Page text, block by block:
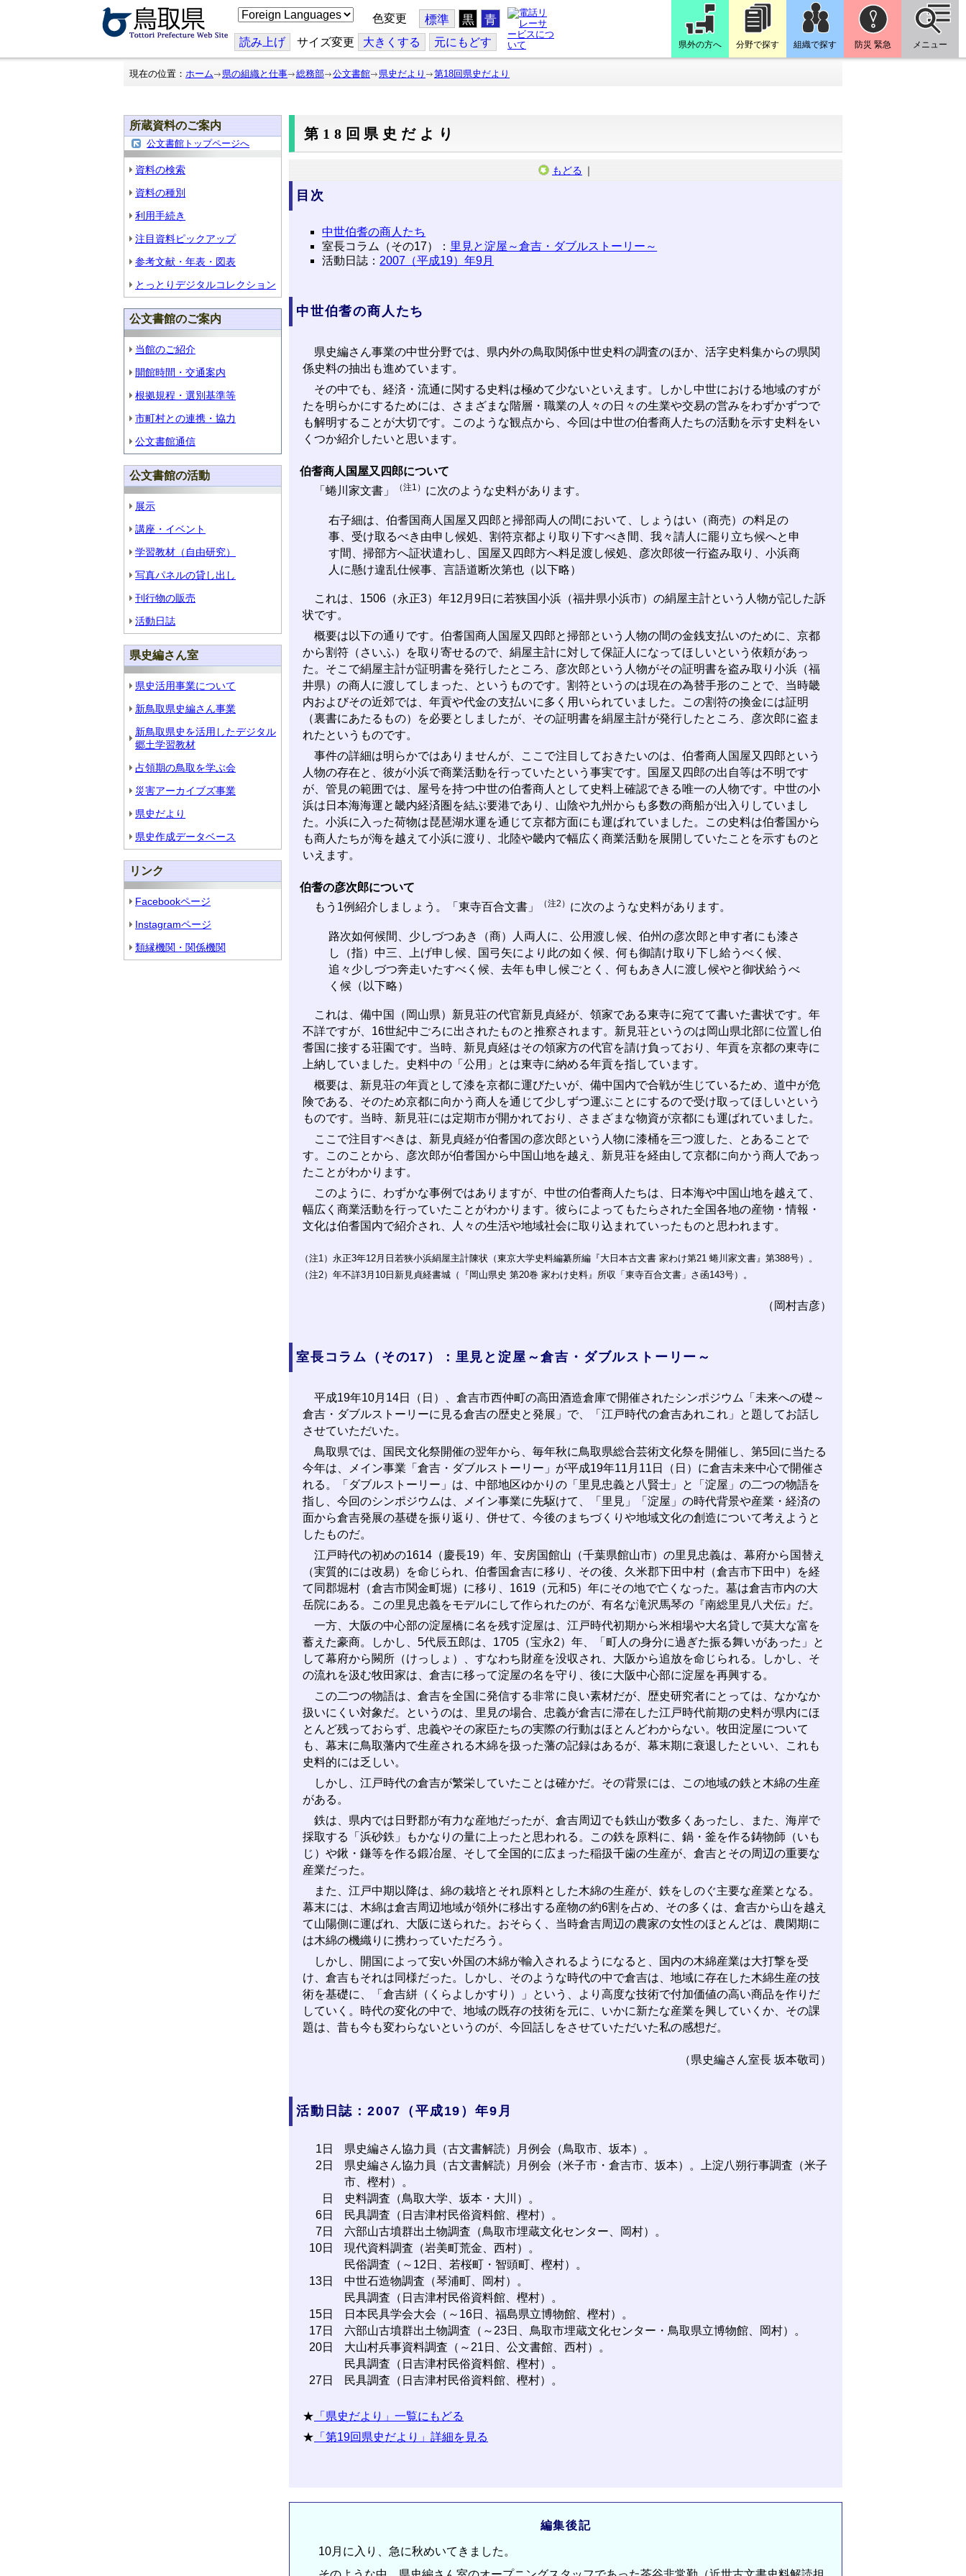
こ
の
ジ
を
翻
色変更 標準 黒 青
読み上げ サイズ変更 大きくする 元にもどす 県外の方へ 分野で探す 組織で探す 防災 緊急 メニュー
現在の位置： ホーム 県の組織と仕事 総務部 公文書館 県史だより 第18回県史だより
所蔵資料のご案内
公文書館トップページへ
資料の検索
資料の種別
利用手続き
注目資料ピックアップ
参考文献・年表・図表
とっとりデジタルコレクション
公文書館のご案内
当館のご紹介
開館時間・交通案内
根拠規程・選別基準等
市町村との連携・協力
公文書館通信
公文書館の活動
展示
講座・イベント
学習教材（自由研究）
写真パネルの貸し出し
刊行物の販売
活動日誌
県史編さん室
県史活用事業について
新鳥取県史編さん事業
新鳥取県史を活用したデジタル
郷土学習教材
占領期の鳥取を学ぶ会
災害アーカイブズ事業
県史だより
県史作成データベース
リンク
Facebookページ
Instagramページ
類縁機関・関係機関
第18回県史だより
もどる ｜
目次
中世伯耆の商人たち
室長コラム（その17）： 里見と淀屋～倉吉・ダブルストーリー～
活動日誌： 2007（平成19）年9月
中世伯耆の商人たち
県史編さん事業の中世分野では、県内外の鳥取関係中世史料の調査のほか、活字史料集からの県関
係史料の抽出も進めています。
その中でも、経済・流通に関する史料は極めて少ないといえます。しかし中世における地域のすが
たを明らかにするためには、さまざまな階層・職業の人々の日々の生業や交易の営みをわずかずつで
も解明することが大切です。このような観点から、今回は中世の伯耆商人たちの活動を示す史料をい
くつか紹介したいと思います。
伯耆商人国屋又四郎について
「蜷川家文書」
（注1） に次のような史料があります。
右子細は、伯耆国商人国屋又四郎と掃部両人の間において、しょうはい（商売）の料足の
事、受け取るべき由申し候処、割符京都より取り下すべき間、我々請人に罷り立ち候へと申
す間、掃部方へ証状遣わし、国屋又四郎方へ料足渡し候処、彦次郎彼一行盗み取り、小浜商
人に懸け違乱仕候事、言語道断次第也（以下略）
これは、1506（永正3）年12月9日に若狭国小浜（福井県小浜市）の絹屋主計という人物が記した訴
状です。
概要は以下の通りです。伯耆国商人国屋又四郎と掃部という人物の間の金銭支払いのために、京都
から割符（さいふ）を取り寄せるので、絹屋主計に対して保証人になってほしいという依頼があっ
た。そこで絹屋主計が証明書を発行したところ、彦次郎という人物がその証明書を盗み取り小浜（福
井県）の商人に渡してしまった、というものです。割符というのは現在の為替手形のことで、当時畿
内およびその近郊では、年貢や代金の支払いに多く用いられていました。この割符の換金には証明
（裏書にあたるもの）を必要としましたが、その証明書を絹屋主計が発行したところ、彦次郎に盗ま
れたというものです。
事件の詳細は明らかではありませんが、ここで注目しておきたいのは、伯耆商人国屋又四郎という
人物の存在と、彼が小浜で商業活動を行っていたという事実です。国屋又四郎の出自等は不明です
が、管見の範囲では、屋号を持つ中世の伯耆商人として史料上確認できる唯一の人物です。中世の小
浜は日本海海運と畿内経済圏を結ぶ要港であり、山陰や九州からも多数の商船が出入りしていまし
た。小浜に入った荷物は琵琶湖水運を通じて京都方面にも運ばれていました。この史料は伯耆国から
も商人たちが海を越えて小浜に渡り、北陸や畿内で幅広く商業活動を展開していたことを示すものと
いえます。
伯耆の彦次郎について
もう1例紹介しましょう。「東寺百合文書」
（注2） に次のような史料があります。
路次如何候間、少しづつあき（商）人両人に、公用渡し候、伯州の彦次郎と申す者にも漆さ
し（指）中三、上げ申し候、国弓矢により此の如く候、何も御請け取り下し給うべく候、
追々少しづつ奔走いたすべく候、去年も申し候ごとく、何もあき人に渡し候やと御状給うべ
く候（以下略）
これは、備中国（岡山県）新見荘の代官新見貞経が、領家である東寺に宛てて書いた書状です。年
不詳ですが、16世紀中ごろに出されたものと推察されます。新見荘というのは岡山県北部に位置し伯
耆国に接する荘園です。当時、新見貞経はその領家方の代官を請け負っており、年貢を京都の東寺に
上納していました。史料中の「公用」とは東寺に納める年貢を指しています。
概要は、新見荘の年貢として漆を京都に運びたいが、備中国内で合戦が生じているため、道中が危
険である、そのため京都に向かう商人を通じて少しずつ運ぶことにするので受け取ってほしいという
ものです。当時、新見荘には定期市が開かれており、さまざまな物資が京都にも運ばれていました。
ここで注目すべきは、新見貞経が伯耆国の彦次郎という人物に漆桶を三つ渡した、とあることで
す。このことから、彦次郎が伯耆国から中国山地を越え、新見荘を経由して京都に向かう商人であっ
たことがわかります。
このように、わずかな事例ではありますが、中世の伯耆商人たちは、日本海や中国山地を越えて、
幅広く商業活動を行っていたことがわかります。彼らによってもたらされた全国各地の産物・情報・
文化は伯耆国内で紹介され、人々の生活や地域社会に取り込まれていったものと思われます。
（注1）永正3年12月日若狭小浜絹屋主計陳状（東京大学史料編纂所編『大日本古文書 家わけ第21 蜷川家文書』第388号）。
（注2）年不詳3月10日新見貞経書城（『岡山県史 第20巻 家わけ史料』所収「東寺百合文書」さ函143号）。
（岡村吉彦）
室長コラム（その17）：里見と淀屋～倉吉・ダブルストーリー～
平成19年10月14日（日）、倉吉市西仲町の高田酒造倉庫で開催されたシンポジウム「未来への礎～
倉吉・ダブルストーリーに見る倉吉の歴史と発展」で、「江戸時代の倉吉あれこれ」と題してお話し
させていただいた。
鳥取県では、国民文化祭開催の翌年から、毎年秋に鳥取県総合芸術文化祭を開催し、第5回に当たる
今年は、メイン事業「倉吉・ダブルストーリー」が平成19年11月11日（日）に倉吉未来中心で開催さ
れる。「ダブルストーリー」は、中部地区ゆかりの「里見忠義と八賢士」と「淀屋」の二つの物語を
指し、今回のシンポジウムは、メイン事業に先駆けて、「里見」「淀屋」の時代背景や産業・経済の
面から倉吉発展の基礎を振り返り、併せて、今後のまちづくりや地域文化の創造について考えようと
したものだ。
江戸時代の初めの1614（慶長19）年、安房国館山（千葉県館山市）の里見忠義は、幕府から国替え
（実質的には改易）を命じられ、伯耆国倉吉に移り、その後、久米郡下田中村（倉吉市下田中）を経
て同郡堀村（倉吉市関金町堀）に移り、1619（元和5）年にその地で亡くなった。墓は倉吉市内の大
岳院にある。この里見忠義をモデルにして作られたのが、有名な滝沢馬琴の『南総里見八犬伝』だ。
一方、大阪の中心部の淀屋橋に名を残す淀屋は、江戸時代初期から米相場や大名貸しで莫大な富を
蓄えた豪商。しかし、5代辰五郎は、1705（宝永2）年、「町人の身分に過ぎた振る舞いがあった」と
して幕府から闕所（けっしょ）、すなわち財産を没収され、大阪から追放を命じられる。しかし、そ
の流れを汲む牧田家は、倉吉に移って淀屋の名を守り、後に大阪中心部に淀屋を再興する。
この二つの物語は、倉吉を全国に発信する非常に良い素材だが、歴史研究者にとっては、なかなか
扱いにくい対象だ。というのは、里見の場合、忠義が倉吉に滞在した江戸時代前期の史料が県内にほ
とんど残っておらず、忠義やその家臣たちの実際の行動はほとんどわからない。牧田淀屋について
も、幕末に鳥取藩内で生産される木綿を扱った藩の記録はあるが、幕末期に衰退したといい、これも
史料的には乏しい。
しかし、江戸時代の倉吉が繁栄していたことは確かだ。その背景には、この地域の鉄と木綿の生産
がある。
鉄は、県内では日野郡が有力な産地だったが、倉吉周辺でも鉄山が数多くあったし、また、海岸で
採取する「浜砂鉄」もかなりの量に上ったと思われる。この鉄を原料に、鍋・釜を作る鋳物師（いも
じ）や鍬・鎌等を作る鍛冶屋、そして全国的に広まった稲扱千歯の生産が、倉吉とその周辺の重要な
産業だった。
また、江戸中期以降は、綿の栽培とそれ原料とした木綿の生産が、鉄をしのぐ主要な産業となる。
幕末には、木綿は倉吉周辺地域が領外に移出する産物の約6割を占め、その多くは、倉吉から山を越え
て山陽側に運ばれ、大阪に送られた。おそらく、当時倉吉周辺の農家の女性のほとんどは、農閑期に
は木綿の機織りに携わっていただろう。
しかし、開国によって安い外国の木綿が輸入されるようになると、国内の木綿産業は大打撃を受
け、倉吉もそれは同様だった。しかし、そのような時代の中で倉吉は、地域に存在した木綿生産の技
術を基礎に、「倉吉絣（くらよしかすり）」という、より高度な技術で付加価値の高い商品を作りだ
していく。時代の変化の中で、地域の既存の技術を元に、いかに新たな産業を興していくか、その課
題は、昔も今も変わらないというのが、今回話しをさせていただいた私の感想だ。
（県史編さん室長 坂本敬司）
活動日誌：2007（平成19）年9月
1日
県史編さん協力員（古文書解読）月例会（鳥取市、坂本）。
2日
県史編さん協力員（古文書解読）月例会（米子市・倉吉市、坂本）。上淀八朔行事調査（米子
市、樫村）。
日
史料調査（鳥取大学、坂本・大川）。
6日
民具調査（日吉津村民俗資料館、樫村）。
7日
六部山古墳群出土物調査（鳥取市埋蔵文化センター、岡村）。
10日
現代資料調査（岩美町荒金、西村）。
民俗調査（～12日、若桜町・智頭町、樫村）。
13日
中世石造物調査（琴浦町、岡村）。
民具調査（日吉津村民俗資料館、樫村）。
15日
日本民具学会大会（～16日、福島県立博物館、樫村）。
17日
六部山古墳群出土物調査（～23日、鳥取市埋蔵文化センター・鳥取県立博物館、岡村）。
20日
大山村兵事資料調査（～21日、公文書館、西村）。
民具調査（日吉津村民俗資料館、樫村）。
27日
民具調査（日吉津村民俗資料館、樫村）。
★ 「県史だより」一覧にもどる
★ 「第19回県史だより」詳細を見る
編集後記
10月に入り、急に秋めいてきました。